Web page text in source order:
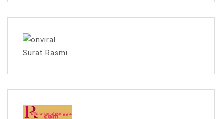
Surat Rasmi